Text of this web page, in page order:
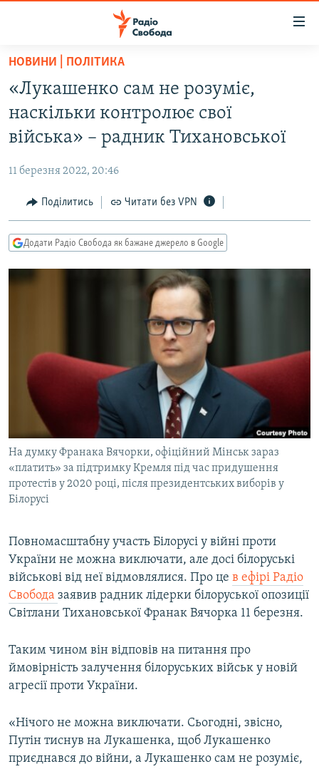
Перейти
основного
матеріалу
Перейти
до
основної
навігації
Перейти
до
пошуку
ВСЕ ЗА ДОБУ
СТАТТІ
ЕКОНОМІКА
СУСПІЛЬСТВО
УКРАЇНА
РОСІЙСЬКА «ФІЛЬТРАЦІЯ»
ДОНБАС.РЕАЛІЇ
ТИ ЯК?
СХЕМИ
ФОТО
СПЕЦПРОЄКТИ
ПОДКАСТИ
КРИМ РЕАЛІЇ
РУС
УКР
ДОЛУЧАЙСЯ!
Усі сайти RFE/RL
НОВИНИ | ПОЛІТИКА
«Лукашенко сам не розуміє,
наскільки контролює свої
війська» – радник Тихановської
11 березня 2022, 20:46
Поділитись Читати без VPN
Додати Радіо Свобода як бажане джерело в Google
На думку Франака Вячорки, офіційний Мінськ зараз
«платить» за підтримку Кремля під час придушення
протестів у 2020 році, після президентських виборів у
Білорусі
Повномасштабну участь Білорусі у війні проти
України не можна виключати, але досі білоруські
військові від неї відмовлялися. Про це в ефірі Радіо
Свобода заявив радник лідерки білоруської опозиції
Світлани Тихановської Франак Вячорка 11 березня.
Таким чином він відповів на питання про
ймовірність залучення білоруських військ у новій
агресії проти України.
«Нічого не можна виключати. Сьогодні, звісно,
Путін тиснув на Лукашенка, щоб Лукашенко
приєднався до війни, а Лукашенко сам не розуміє,